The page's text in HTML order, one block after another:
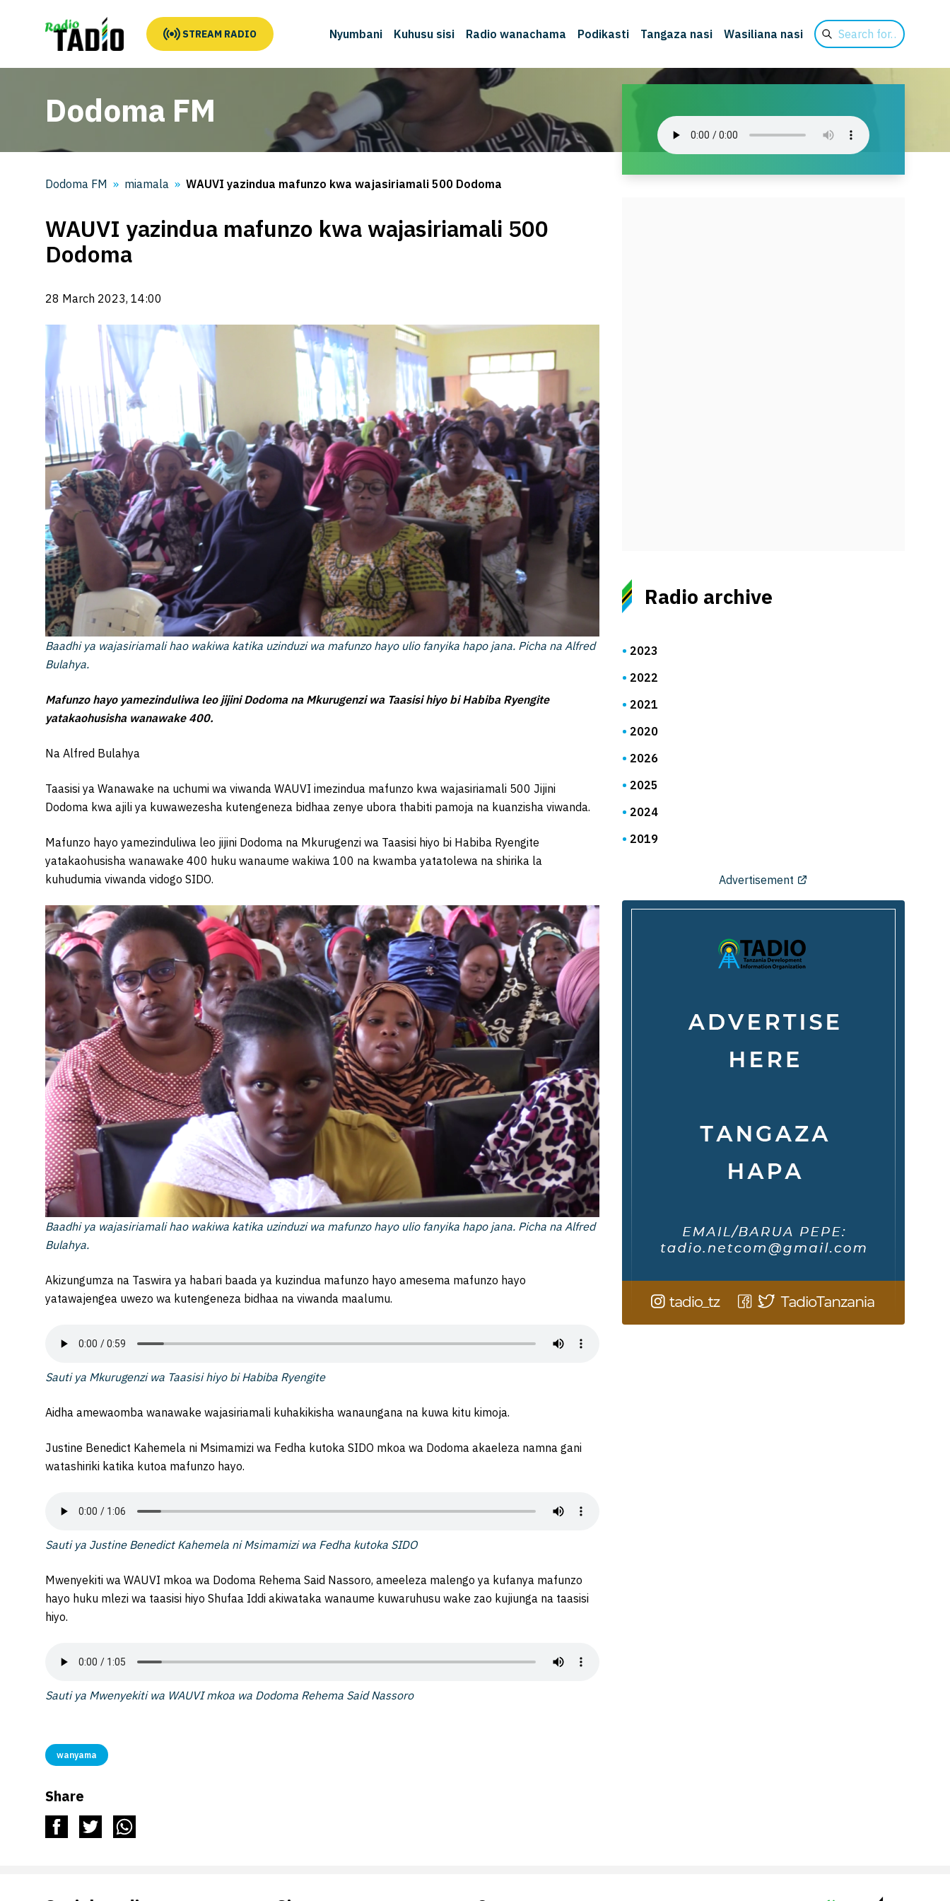
STREAM RADIO Nyumbani Kuhusu sisi Radio wanachama Podikasti Tangaza nasi Wasiliana nasi
Search
for
Dodoma FM
Dodoma FM miamala WAUVI yazindua mafunzo kwa wajasiriamali 500 Dodoma
WAUVI yazindua mafunzo kwa wajasiriamali 500
Dodoma
28 March 2023, 14:00
Baadhi ya wajasiriamali hao wakiwa katika uzinduzi wa mafunzo hayo ulio fanyika hapo jana. Picha na Alfred
Bulahya.
Mafunzo hayo yamezinduliwa leo jijini Dodoma na Mkurugenzi wa Taasisi hiyo bi Habiba Ryengite
yatakaohusisha wanawake 400.
Na Alfred Bulahya
Taasisi ya Wanawake na uchumi wa viwanda WAUVI imezindua mafunzo kwa wajasiriamali 500 Jijini
Dodoma kwa ajili ya kuwawezesha kutengeneza bidhaa zenye ubora thabiti pamoja na kuanzisha viwanda.
Mafunzo hayo yamezinduliwa leo jijini Dodoma na Mkurugenzi wa Taasisi hiyo bi Habiba Ryengite
yatakaohusisha wanawake 400 huku wanaume wakiwa 100 na kwamba yatatolewa na shirika la
kuhudumia viwanda vidogo SIDO.
Baadhi ya wajasiriamali hao wakiwa katika uzinduzi wa mafunzo hayo ulio fanyika hapo jana. Picha na Alfred
Bulahya.
Akizungumza na Taswira ya habari baada ya kuzindua mafunzo hayo amesema mafunzo hayo
yatawajengea uwezo wa kutengeneza bidhaa na viwanda maalumu.
Sauti ya Mkurugenzi wa Taasisi hiyo bi Habiba Ryengite
Aidha amewaomba wanawake wajasiriamali kuhakikisha wanaungana na kuwa kitu kimoja.
Justine Benedict Kahemela ni Msimamizi wa Fedha kutoka SIDO mkoa wa Dodoma akaeleza namna gani
watashiriki katika kutoa mafunzo hayo.
Sauti ya Justine Benedict Kahemela ni Msimamizi wa Fedha kutoka SIDO
Mwenyekiti wa WAUVI mkoa wa Dodoma Rehema Said Nassoro, ameeleza malengo ya kufanya mafunzo
hayo huku mlezi wa taasisi hiyo Shufaa Iddi akiwataka wanaume kuwaruhusu wake zao kujiunga na taasisi
hiyo.
Sauti ya Mwenyekiti wa WAUVI mkoa wa Dodoma Rehema Said Nassoro
wanyama
Share
Radio archive
2023
2022
2021
2020
2026
2025
2024
2019
Advertisement